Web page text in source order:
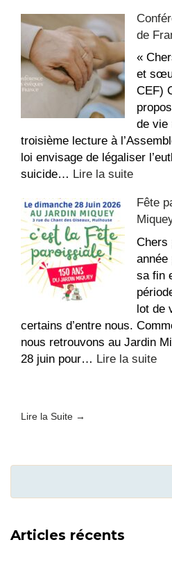
de
«
et
CEF)
de vie
troisième lecture à
loi envisage de légaliser
suicide… Lire la suite:
des
de
France
–
Fin
de
vie
Fête
Chers
année
sa fin
lot de
certains d’entre nous.
nous retrouvons au Jardin
28 juin pour… Lire la suite:
Lire la Suite →
Articles récents